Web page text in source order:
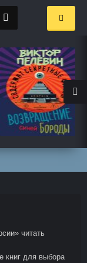
читать
книг для выбора